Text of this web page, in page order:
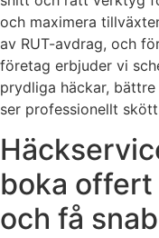
och maximera
av RUT-avdrag, och
företag erbjuder vi
prydliga häckar,
ser professionellt
boka
och få